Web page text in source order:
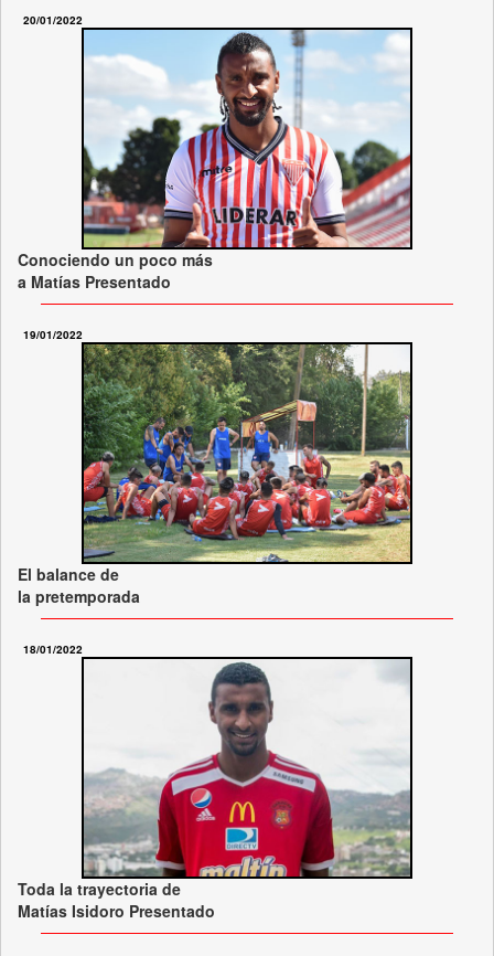
20/01/2022
Conociendo un poco más
a Matías Presentado
19/01/2022
El balance de
la pretemporada
18/01/2022
Toda la trayectoria de
Matías Isidoro Presentado